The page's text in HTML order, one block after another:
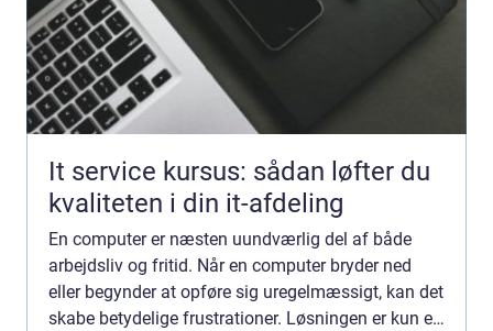
It service kursus: sådan løfter du
kvaliteten i din it-afdeling
En computer er næsten uundværlig del af både
arbejdsliv og fritid. Når en computer bryder ned
eller begynder at opføre sig uregelmæssigt, kan det
skabe betydelige frustrationer. Løsningen er kun et